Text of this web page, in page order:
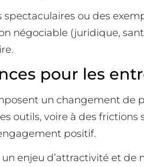
spectaculaires ou des
négociable (juridique,
pour les
un changement de
outils, voire à des frictions
positif.
un enjeu d’attractivité et